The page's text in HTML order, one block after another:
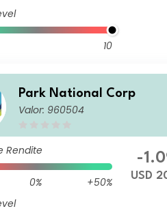
10
Park National Corp
Valor: 960504
Rendite
0%
+50%
-
USD